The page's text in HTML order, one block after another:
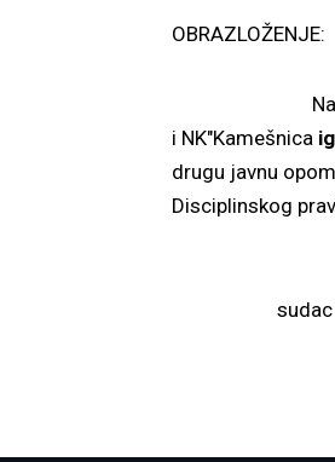
OBRAZLOŽENJE:
Na utakmici
i NK"Kamešnica
drugu javnu
Disciplinskog